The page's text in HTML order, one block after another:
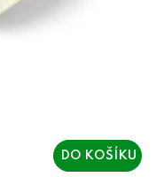
DO KOŠÍKU